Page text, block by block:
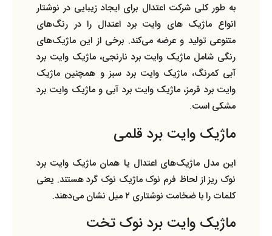
به طور کلی شرکت اعتدال برای ایجاد زیبایی در نوشتار
انواع ماژیک‌ های وایت برد اعتدال را در رنگ‌های
متنوعی تولید و عرضه می‌کند. برخی از این ماژیک‌های
رنگی شامل ماژیک وایت برد نارنجی، ماژیک وایت برد
آبی کمرنگ، ماژیک وایت برد سبز و همچنین ماژیک
وایت برد قرمز، ماژیک وایت برد آبی و ماژیک وایت برد
مشکی است.
ماژیک وایت برد قلمی
این مدل ماژیک‌های اعتدال یا همان ماژیک وایت برد
نوک ریز از لحاظ فرم نوک ماژیک نوک گرد هستند. یعنی
کلمات را با ضخامت نوشتاری ۲ میل نشان می‌دهند.
ماژیک وایت برد نوک تخت